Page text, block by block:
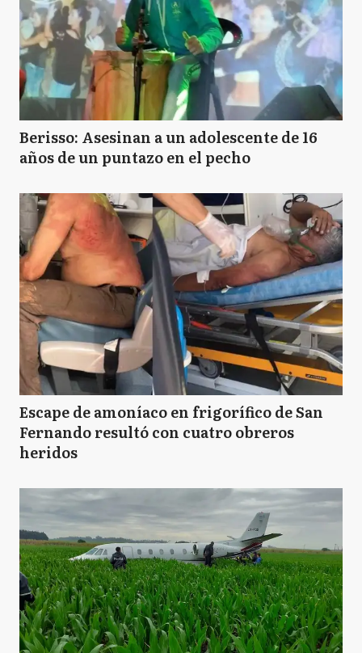
Berisso: Asesinan a un adolescente de 16
años de un puntazo en el pecho
Escape de amoníaco en frigorífico de San
Fernando resultó con cuatro obreros
heridos